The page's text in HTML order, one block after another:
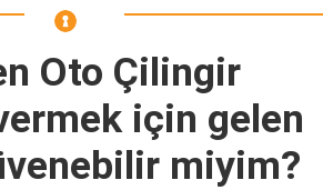
Oto Çilingir
için gelen
miyim?